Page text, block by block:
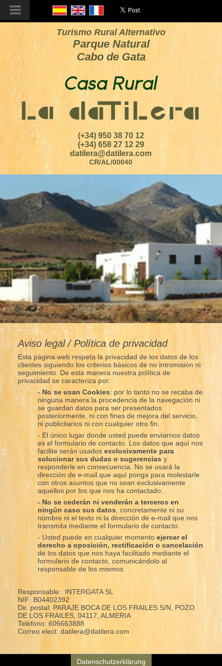
Turismo Rural Alternativo
Parque Natural
Cabo de Gata
(+34) 950 38 70 12
(+34) 658 27 12 29
datilera@datilera.com
CR/AL/00040
Aviso legal / Política de privacidad
Esta página web respeta la privacidad de los datos de los
clientes siguiendo los criterios básicos de no intromisión ni
seguimiento. De esta manera nuestra política de
privacidad se caracteriza por:
- No se usan Cookies: por lo tanto no se recaba de
ninguna manera la procedencia de la navegación ni
se guardan datos para ser presentados
posteriormente, ni con fines de mejora del servicio,
ni publicitarios ni con cualquier otro fin.
- El único lugar donde usted puede enviarnos datos
es el formulario de contacto. Los datos que aquí nos
facilite serán usados exclusivamente para
solucionar sus dudas o sugerenciasy
responderle en consecuencia. No se usará la
dirección de e-mail que aquí ponga para molestarle
con otros asuntos que no sean exclusivamente
aquellos por los que nos ha contactado.
- No se cederán ni venderán a terceros en
ningún caso sus datos , concretamente ni su
nombre ni el texto ni la dirección de e-mail que nos
transmita mediante el formulario de contacto.
- Usted puede en cualquier momento ejercer el
derecho a oposición, rectificación o cancelación
de los datos que nos haya facilitado mediante el
formulario de contacto, comunicándolo al
responsable de los mismos.
Responsable: INTERGATA SL
NIF: B04402392
Dir. postal: PARAJE BOCA DE LOS FRAILES S/N, POZO
DE LOS FRAILES, 04117, ALMERIA
Teléfono: 606663888
Correo elect: datilera@datilera.com
Datenschutzerklärung